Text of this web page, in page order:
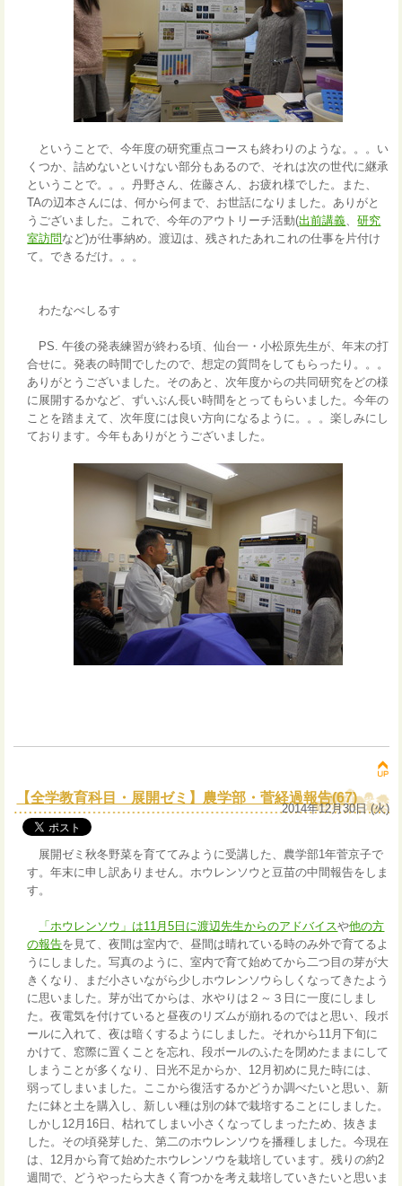
ということで、今年度の研究重点コースも終わりのような。。。い
くつか、詰めないといけない部分もあるので、それは次の世代に継承
ということで。。。丹野さん、佐藤さん、お疲れ様でした。また、
TAの辺本さんには、何から何まで、お世話になりました。ありがと
うございました。これで、今年のアウトリーチ活動(出前講義、研究
室訪問など)が仕事納め。渡辺は、残されたあれこれの仕事を片付け
て。できるだけ。。。
わたなべしるす
PS. 午後の発表練習が終わる頃、仙台一・小松原先生が、年末の打
合せに。発表の時間でしたので、想定の質問をしてもらったり。。。
ありがとうございました。そのあと、次年度からの共同研究をどの様
に展開するかなど、ずいぶん長い時間をとってもらいました。今年の
ことを踏まえて、次年度には良い方向になるように。。。楽しみにし
ております。今年もありがとうございました。
【全学教育科目・展開ゼミ】農学部・菅経過報告(67)
2014年12月30日 (火)
展開ゼミ秋冬野菜を育ててみように受講した、農学部1年菅京子で
す。年末に申し訳ありません。ホウレンソウと豆苗の中間報告をしま
す。
「ホウレンソウ」は11月5日に渡辺先生からのアドバイスや他の方
の報告を見て、夜間は室内で、昼間は晴れている時のみ外で育てるよ
うにしました。写真のように、室内で育て始めてから二つ目の芽が大
きくなり、まだ小さいながら少しホウレンソウらしくなってきたよう
に思いました。芽が出てからは、水やりは２～３日に一度にしまし
た。夜電気を付けていると昼夜のリズムが崩れるのではと思い、段ボ
ールに入れて、夜は暗くするようにしました。それから11月下旬に
かけて、窓際に置くことを忘れ、段ボールのふたを閉めたままにして
しまうことが多くなり、日光不足からか、12月初めに見た時には、
弱ってしまいました。ここから復活するかどうか調べたいと思い、新
たに鉢と土を購入し、新しい種は別の鉢で栽培することにしました。
しかし12月16日、枯れてしまい小さくなってしまったため、抜きま
した。その頃発芽した、第二のホウレンソウを播種しました。今現在
は、12月から育て始めたホウレンソウを栽培しています。残りの約2
週間で、どうやったら大きく育つかを考え栽培していきたいと思いま